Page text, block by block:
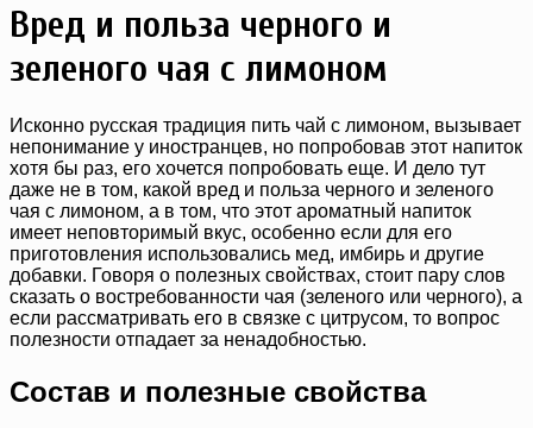
Вред и польза черного и
зеленого чая с лимоном
Исконно русская традиция пить чай с лимоном, вызывает
непонимание у иностранцев, но попробовав этот напиток
хотя бы раз, его хочется попробовать еще. И дело тут
даже не в том, какой вред и польза черного и зеленого
чая с лимоном, а в том, что этот ароматный напиток
имеет неповторимый вкус, особенно если для его
приготовления использовались мед, имбирь и другие
добавки. Говоря о полезных свойствах, стоит пару слов
сказать о востребованности чая (зеленого или черного), а
если рассматривать его в связке с цитрусом, то вопрос
полезности отпадает за ненадобностью.
Состав и полезные свойства